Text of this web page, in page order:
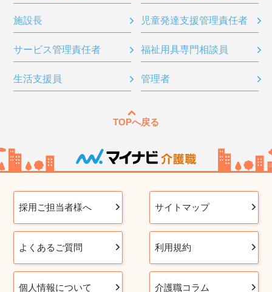
施設長 児童発達支援管理責任者
サービス管理責任者 福祉用具専門相談員
生活支援員 管理者
TOPへ戻る
採用ご担当者様へ サイトマップ
よくあるご質問 利用規約
個人情報について 介護職コラム